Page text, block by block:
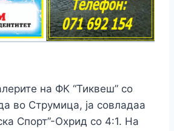
на ФК “Тиквеш” со
во Струмица, ја совладаа
Спорт”-Охрид со 4:1. На